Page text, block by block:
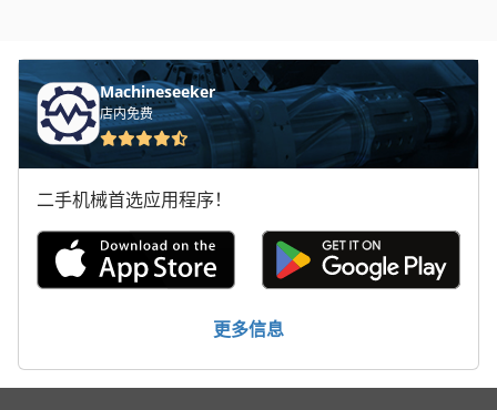
手动 绞车
手枪
断头台
林 德 叉车
标签打印机
Machineseeker
店内免费
二手机械首选应用程序！
更多信息